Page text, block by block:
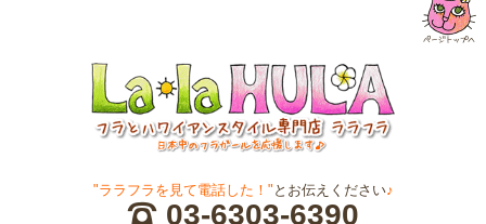
"ララフラを見て電話した！" とお伝えください♪
03-6303-6390